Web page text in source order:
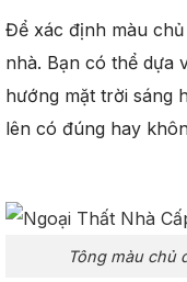
Để xác định màu
nhà. Bạn có thể dựa
hướng mặt trời sáng
lên có đúng hay
Tông màu chủ